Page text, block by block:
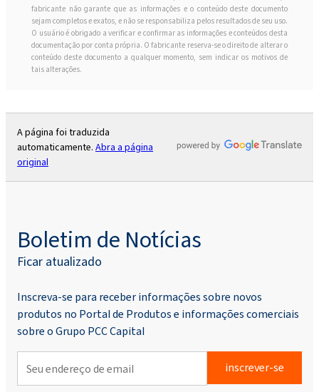
Rokopol® MS5240
Rokopol® RF151V
Rokopol® RF2000 (Poliéter poliol)
Rokopol® RF551 (poliéter poliol)
fabricante não garante que as informações e o conteúdo deste documento
sejam completos e exatos, e não se responsabiliza pelos resultados de seu uso.
O usuário é obrigado a verificar e confirmar as informações e conteúdos desta
documentação por conta própria. O fabricante reserva-se o direito de alterar o
conteúdo deste documento a qualquer momento, sem indicar os motivos de
tais alterações.
A página foi traduzida
automaticamente. Abra a página
original
Boletim de Notícias
Ficar atualizado
Inscreva-se para receber informações sobre novos
produtos no Portal de Produtos e informações comerciais
sobre o Grupo PCC Capital
inscrever-se